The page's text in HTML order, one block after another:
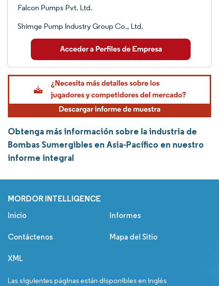
Falcon Pumps Pvt. Ltd.
Shimge Pump Industry Group Co., Ltd.
Obtenga más información sobre la industria de
Bombas Sumergibles en Asia-Pacífico en nuestro
informe integral
MORDOR INTELLIGENCE
Inicio Informes
Contáctenos Mapa del Sitio
XML
Las siguientes páginas están disponibles en inglés